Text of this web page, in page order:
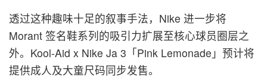
透过这种趣味十足的叙事手法，Nike 进一步将
Morant 签名鞋系列的吸引力扩展至核心球员圈层之
外。Kool-Aid x Nike Ja 3「Pink Lemonade」预计将
提供成人及大童尺码同步发售。